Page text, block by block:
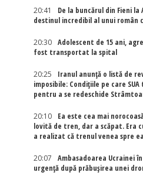
20:41
De la buncărul din Fieni la
destinul incredibil al unui român
20:30
Adolescent de 15 ani,
fost transportat la spital
20:25
Iranul anunță o listă de
imposibile: Condițiile pe care
pentru a se redeschide
20:10
Ea este cea mai
lovită de tren, dar a scăpat. Era
a realizat că trenul venea spre ea
20:07
Ambasadoarea Ucrainei
urgență după prăbușirea unei